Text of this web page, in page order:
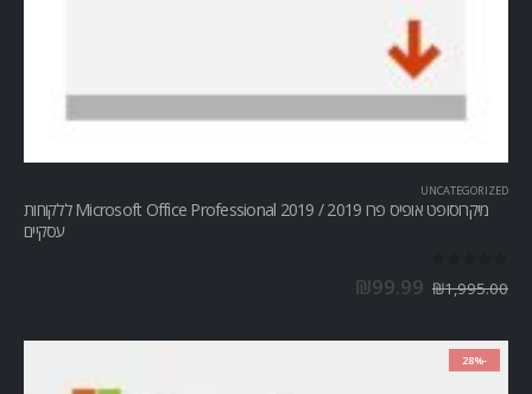
UNCATEGORIZED
מיקרוסופט אופיס פרו Microsoft Office Professional 2019 / 2019 ללקוחות
עסקיים
₪1,995.00
₪99.99
-28%